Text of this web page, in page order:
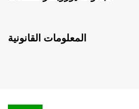
المعلومات القانونية